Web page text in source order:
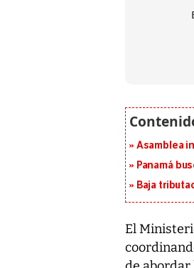
Asamblea
Panamá
Baja
El